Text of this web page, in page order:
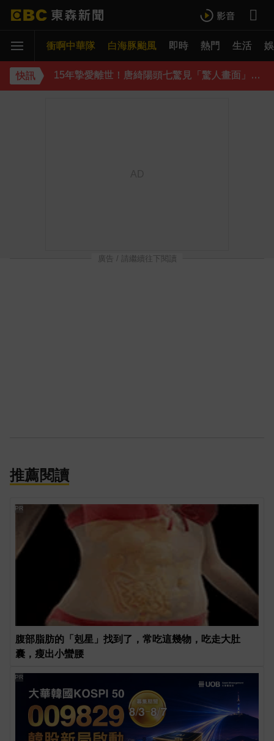
衝啊中華隊 白海豚颱風 即時 熱門 生活
快訊
台灣讀1科系「後悔率」高達56% 過來人吐心聲
《理財達人秀》X 安聯投信免費講座報名中！搶先卡位 2027
15年摯愛離世！唐綺陽頭七驚見「驚人畫面」感動喊：真不是蓋的
廣告 / 請繼續往下閱讀
推薦閱讀
腹部脂肪的「剋星」找到了，常吃這幾物，吃走大肚
囊，瘦出小蠻腰
PR
PR